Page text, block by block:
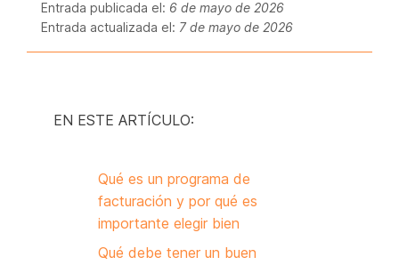
Entrada publicada el: 6 de mayo de 2026
Entrada actualizada el: 7 de mayo de 2026
EN ESTE ARTÍCULO:
Qué es un programa de
facturación y por qué es
importante elegir bien
Qué debe tener un buen